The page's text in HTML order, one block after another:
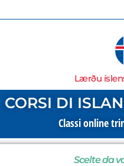
Lærðu
CORSI DI
Classi online
Scelte da